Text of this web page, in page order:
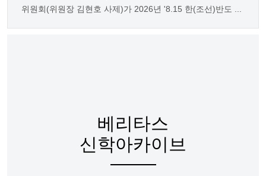
위원회(위원장 김현호 사제)가 2026년 '8.15 한(조선)반도 ...
베리타스
신학아카이브